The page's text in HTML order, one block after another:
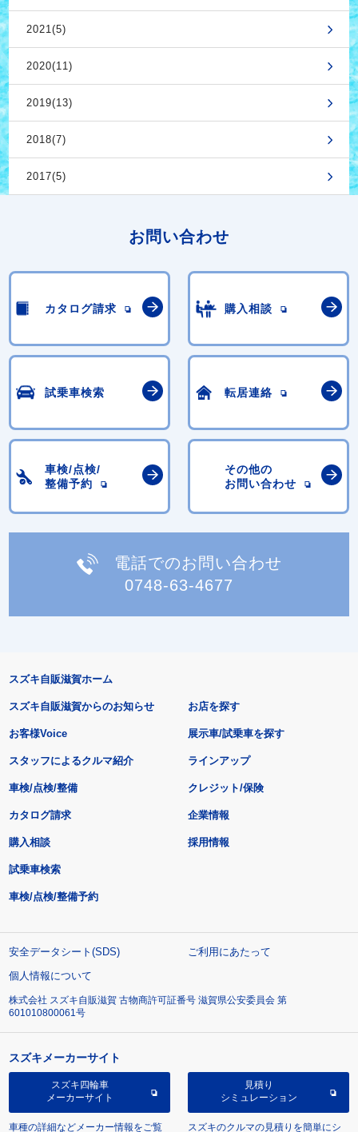
2021(5)
2020(11)
2019(13)
2018(7)
2017(5)
お問い合わせ
カタログ請求 購入相談
試乗車検索 転居連絡
車検/点検/
整備予約
その他の
お問い合わせ
電話でのお問い合わせ
0748-63-4677
スズキ自販滋賀ホーム
スズキ自販滋賀からのお知らせ
お客様Voice
スタッフによるクルマ紹介
お店を探す
展示車/試乗車を探す
ラインアップ
車検/点検/整備 クレジット/保険
カタログ請求
購入相談
試乗車検索
車検/点検/整備予約
企業情報
採用情報
安全データシート(SDS)
ご利用にあたって
個人情報について
株式会社 スズキ自販滋賀 古物商許可証番号 滋賀県公安委員会 第
601010800061号
スズキメーカーサイト
スズキ四輪車
メーカーサイト
車種の詳細などメーカー情報をご覧
見積り
シミュレーション
スズキのクルマの見積りを簡単にシ